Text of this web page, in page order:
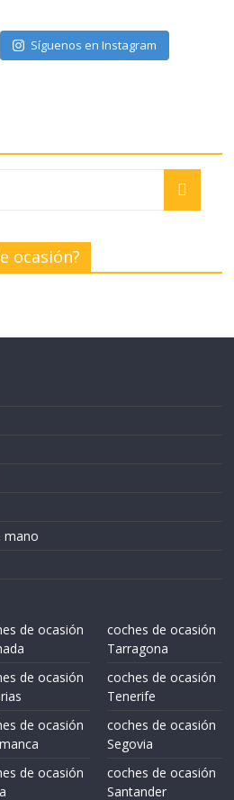
Síguenos en Instagram
ocasión?
mano
de ocasión
de ocasión
de ocasión
de ocasión
coches de ocasión
Tarragona
coches de ocasión
Tenerife
coches de ocasión
Segovia
coches de ocasión
Santander